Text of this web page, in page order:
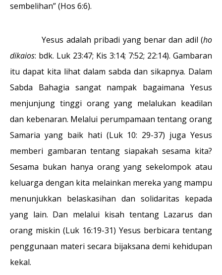
sembelihan” (Hos 6:6).
Yesus adalah pribadi yang benar dan adil (ho
dikaios: bdk. Luk 23:47; Kis 3:14; 7:52; 22:14). Gambaran
itu dapat kita lihat dalam sabda dan sikapnya. Dalam
Sabda Bahagia sangat nampak bagaimana Yesus
menjunjung tinggi orang yang melalukan keadilan
dan kebenaran. Melalui perumpamaan tentang orang
Samaria yang baik hati (Luk 10: 29-37) juga Yesus
memberi gambaran tentang siapakah sesama kita?
Sesama bukan hanya orang yang sekelompok atau
keluarga dengan kita melainkan mereka yang mampu
menunjukkan belaskasihan dan solidaritas kepada
yang lain. Dan melalui kisah tentang Lazarus dan
orang miskin (Luk 16:19-31) Yesus berbicara tentang
penggunaan materi secara bijaksana demi kehidupan
kekal.